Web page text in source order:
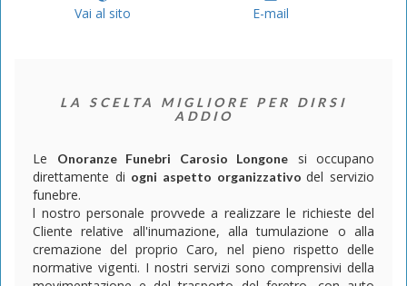
Vai al sito E-mail
LA SCELTA MIGLIORE PER DIRSI
ADDIO
Le Onoranze Funebri Carosio Longone si occupano
direttamente di ogni aspetto organizzativodel servizio
funebre.
l nostro personale provvede a realizzare le richieste del
Cliente relative all'inumazione, alla tumulazione o alla
cremazione del proprio Caro, nel pieno rispetto delle
normative vigenti. I nostri servizi sono comprensivi della